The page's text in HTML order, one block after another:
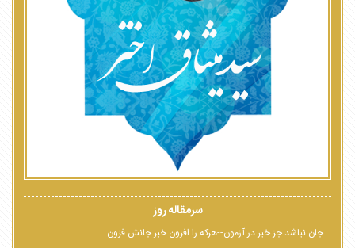
سرمقاله روز
جان نباشد جز خبر در آزمون--هرکه را افزون خبر جانش فزون